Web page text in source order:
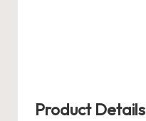
Product Details